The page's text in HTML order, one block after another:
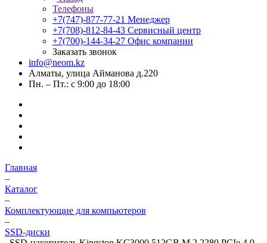
Телефоны
+7(747)-877-77-21 Менеджер
+7(708)-812-84-43 Сервисный центр
+7(700)-144-34-27 Офис компании
Заказать звонок
info@neom.kz
Алматы, улица Айманова д.220
Пн. – Пт.: с 9:00 до 18:00
Главная
–
Каталог
–
Комплектующие для компьютеров
–
SSD-диски